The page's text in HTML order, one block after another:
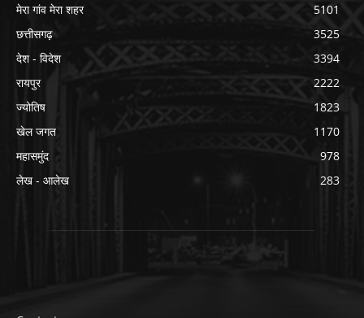
मेरा गांव मेरा शहर
5101
छत्तीसगढ़
3525
देश - विदेश
3394
रायपुर
2222
ज्योतिष
1823
खेल जगत
1170
महासमुंद
978
लेख - आलेख
283